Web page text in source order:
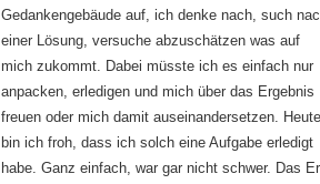
Gedankengebäude auf, ich denke nach, such
einer Lösung, versuche abzuschätzen was auf
mich zukommt. Dabei müsste ich es einfach nur
anpacken, erledigen und mich über das Ergebnis
freuen oder mich damit auseinandersetzen. Heute
bin ich froh, dass ich solch eine Aufgabe erledigt
habe. Ganz einfach, war gar nicht schwer. Das